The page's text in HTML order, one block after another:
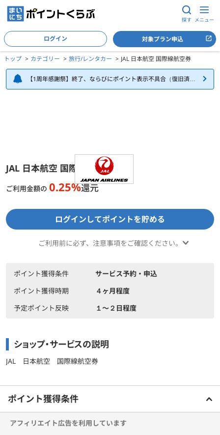
探す メニュー
ログイン 対象プラン申込
トップ カテゴリー 旅行/レンタカー JAL 日本航空 国際線航空券
【1周年感謝祭】終了、ならびにポイント表示不具合（復旧済
JAL 日本航空 国際線航空券
ご利用金額の 0.25%還元
ログインしてポイントを貯める
ご利用前に必ず、注意事項をご確認ください。
ポイント獲得条件
サービス予約・申込
ポイント獲得時期
４ヶ月程度
予定ポイント反映
１〜２日程度
ショップ・サービスの説明
JAL 日本航空 国際線航空券
ご利用前に必ずお読みください
ポイント獲得条件
アフィリエイト広告を利用しています